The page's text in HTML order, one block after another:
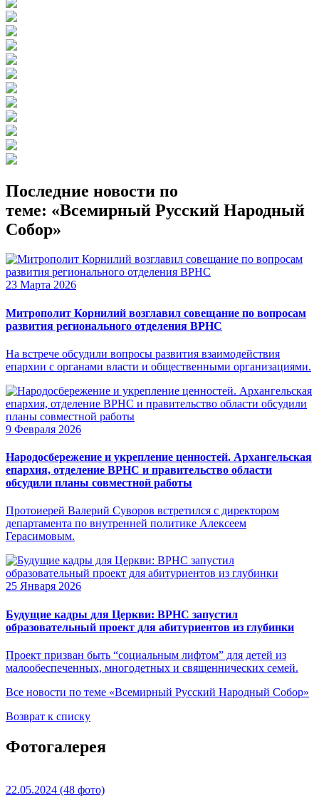
Последние новости по
теме: «Всемирный Русский Народный
Собор»
23 Марта 2026
Митрополит Корнилий возглавил совещание по вопросам
развития регионального отделения ВРНС
На встрече обсудили вопросы развития взаимодействия
епархии с органами власти и общественными организациями.
9 Февраля 2026
Народосбережение и укрепление ценностей. Архангельская
епархия, отделение ВРНС и правительство области
обсудили планы совместной работы
Протоиерей Валерий Суворов встретился с директором
департамента по внутренней политике Алексеем
Герасимовым.
25 Января 2026
Будущие кадры для Церкви: ВРНС запустил
образовательный проект для абитуриентов из глубинки
Проект призван быть “социальным лифтом” для детей из
малообеспеченных, многодетных и священнических семей.
Все новости по теме «Всемирный Русский Народный Собор»
Возврат к списку
Фотогалерея
22.05.2024 (48 фото)